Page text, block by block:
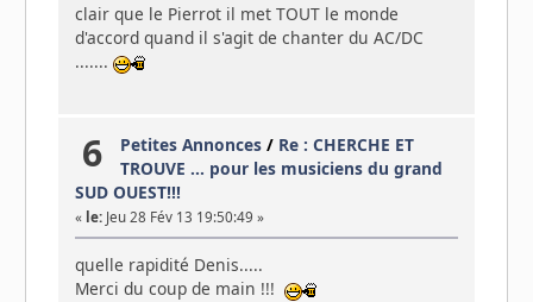
clair que le Pierrot il met TOUT le monde
d'accord quand il s'agit de chanter du AC/DC
.......
6 Petites Annonces / Re : CHERCHE ET
TROUVE ... pour les musiciens du grand
SUD OUEST!!!
« le:Jeu 28 Fév 13 19:50:49 »
quelle rapidité Denis.....
Merci du coup de main !!!